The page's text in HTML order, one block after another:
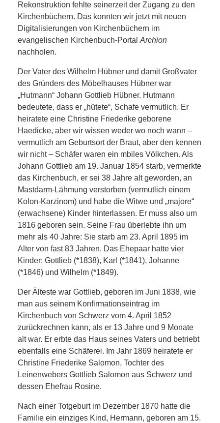
SCHULE
KUNST
UND
KULTUR
IN
EIGENER
SACHE
MITEINANDER
ÖFFENTLICHER
RAUM UND
VERKEHR
BAUEN
UND
WOHNEN
SPORT
UND
FREIZEIT
Rekonstruktion fehlte seinerzeit der Zugang zu den
Kirchenbüchern. Das konnten wir jetzt mit neuen
Digitalisierungen von Kirchenbüchern im
evangelischen Kirchenbuch-PortalArchion
nachholen.
Der Vater des Wilhelm Hübner und damit Großvater
des Gründers des Möbelhauses Hübner war
„Hutmann“ Johann Gottlieb Hübner. Hutmann
bedeutete, dass er „hütete“, Schafe vermutlich. Er
heiratete eine Christine Friederike geborene
Haedicke, aber wir wissen weder wo noch wann –
vermutlich am Geburtsort der Braut, aber den kennen
wir nicht – Schäfer waren ein mbiles Völkchen. Als
Johann Gottlieb am 19. Januar 1854 starb, vermerkte
das Kirchenbuch, er sei 38 Jahre alt geworden, an
Mastdarm-Lähmung verstorben (vermutlich einem
Kolon-Karzinom) und habe die Witwe und „majore“
(erwachsene) Kinder hinterlassen. Er muss also um
1816 geboren sein. Seine Frau überlebte ihn um
mehr als 40 Jahre: Sie starb am 23. April 1895 im
Alter von fast 83 Jahren. Das Ehepaar hatte vier
Kinder: Gottlieb (*1838), Karl (*1841), Johanne
(*1846) und Wilhelm (*1849).
Der Älteste war Gottlieb, geboren im Juni 1838, wie
man aus seinem Konfirmationseintrag im
Kirchenbuch von Schwerz vom 4. April 1852
zurückrechnen kann, als er 13 Jahre und 9 Monate
alt war. Er erbte das Haus seines Vaters und betriebt
ebenfalls eine Schäferei. Im Jahr 1869 heiratete er
Christine Friederike Salomon, Tochter des
Leinenwebers Gottlieb Salomon aus Schwerz und
dessen Ehefrau Rosine.
Nach einer Totgeburt im Dezember 1870 hatte die
Familie ein einziges Kind, Hermann, geboren am 15.